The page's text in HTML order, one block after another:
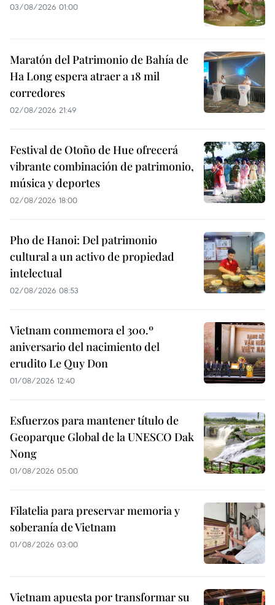
03/08/2026 01:00
Maratón del Patrimonio de Bahía de
Ha Long espera atraer a 18 mil
corredores
02/08/2026 21:49
Festival de Otoño de Hue ofrecerá
vibrante combinación de patrimonio,
música y deportes
02/08/2026 18:00
Pho de Hanoi: Del patrimonio
cultural a un activo de propiedad
intelectual
02/08/2026 08:53
Vietnam conmemora el 300.º
aniversario del nacimiento del
erudito Le Quy Don
01/08/2026 12:40
Esfuerzos para mantener título de
Geoparque Global de la UNESCO Dak
Nong
01/08/2026 05:00
Filatelia para preservar memoria y
soberanía de Vietnam
01/08/2026 03:00
Vietnam apuesta por transformar su